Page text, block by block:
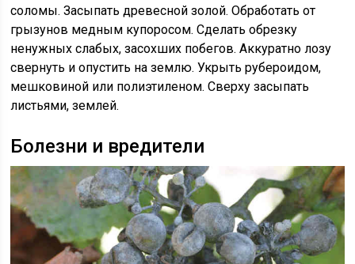
соломы. Засыпать древесной золой. Обработать от
грызунов медным купоросом. Сделать обрезку
ненужных слабых, засохших побегов. Аккуратно лозу
свернуть и опустить на землю. Укрыть рубероидом,
мешковиной или полиэтиленом. Сверху засыпать
листьями, землей.
Болезни и вредители